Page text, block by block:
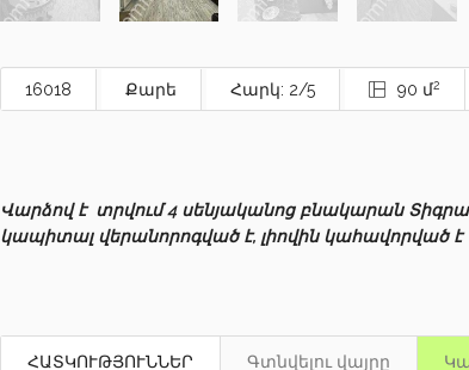
16018 Քարե Հարկ: 2/5 90 մ2
Վարձով է տրվում 4 սենյականոց բնակարան
կապիտալ վերանորոգված է, լիովին կահավորված
ՀԱՏԿՈՒԹՅՈՒՆՆԵՐ Գտնվելու վայրը